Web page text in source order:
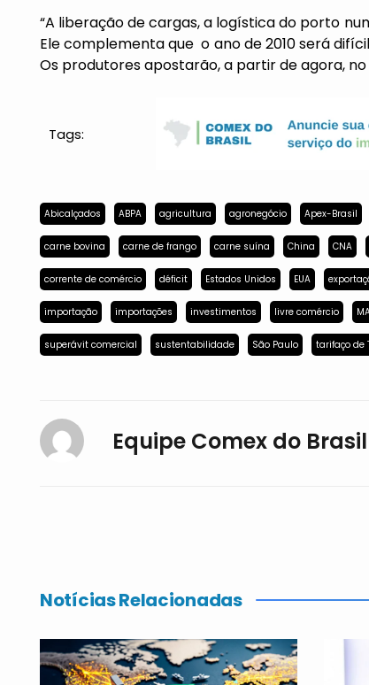
“A liberação de cargas, a logística do porto
Ele complementa que o ano de 2010 será
Os produtores apostarão, a partir de agora,
Tags:
Abicalçados ABPA agricultura agronegócio Apex-Brasil
carne bovina carne de frango carne suína China CNA
corrente de comércio déficit Estados Unidos EUA
importação importações investimentos livre comércio
superávit comercial sustentabilidade São Paulo tarifaço de
Equipe Comex do Brasil
Notícias Relacionadas